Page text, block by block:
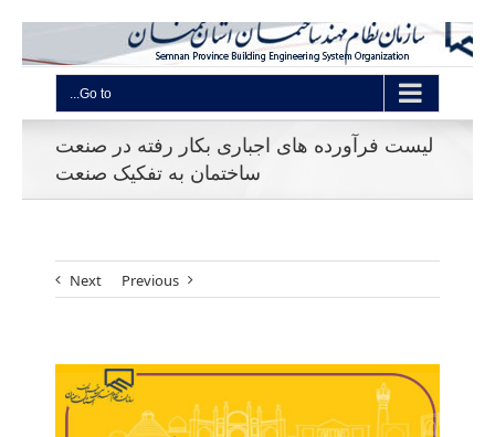
Go to...
لیست فرآورده های اجباری بکار رفته در صنعت
ساختمان به تفکیک صنعت
Previous
Next
View
Larger
Image